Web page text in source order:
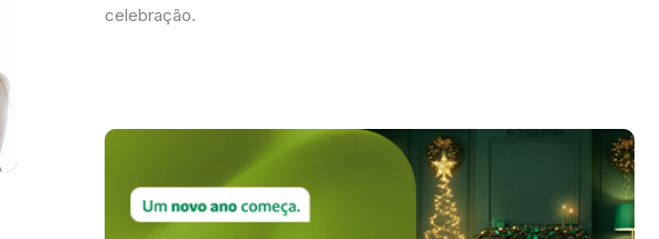
celebração.